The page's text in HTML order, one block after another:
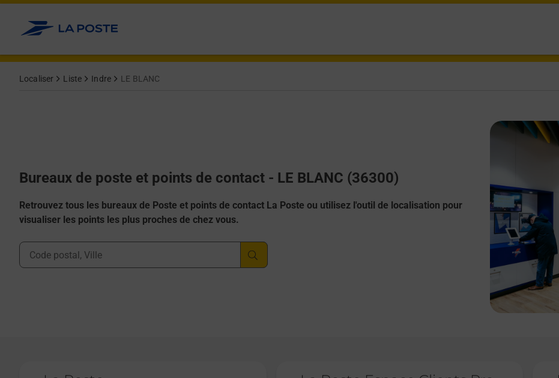
Allez au contenu
Localiser Liste Indre LE BLANC
Bureaux de poste et points de contact - LE BLANC (36300)
Retrouvez tous les bureaux de Poste et points de contact La Poste ou utilisez l'outil de localisation pour
visualiser les points les plus proches de chez vous.
Ville, Département, Code Postal
Afficher ou masquer la réponse
Afficher ou masquer la réponse
Afficher ou masquer la réponse
Afficher ou masquer la réponse
Afficher ou masquer la réponse